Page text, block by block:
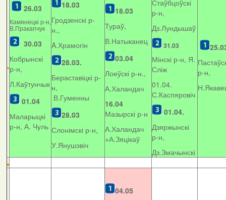
26.03
Камянецкі р-н,
В.Пракапчук
30.03
Кобрынскі
р-н,
Л.Каўтунчык
01.04
Маларыцкі
р-н, А. Чуль
18.03
Гродзенскі р-
н.,
A.Храмогін
28.03.
Бераставіцкі р-
н,
В.Гуменны
28.03
Слонімскі р-н,
У.Янушэвіч
18.03
Тураў,
В.Натыканец
03.04
Лоеўскі р-н.,
А.Халандач
16.04
Мазырскі р-н
А.Халандач
+А.Зяцікаў
Стаўбцоўскі
р-н,
Дз.Лундышаў
31.03
Мінскі р-н, Я.
Сліж
01.04.
С.Каспяровіч
01.04.
Дзяржынскі
р-н,
Дз.Змачынскі
р-н,
04.05